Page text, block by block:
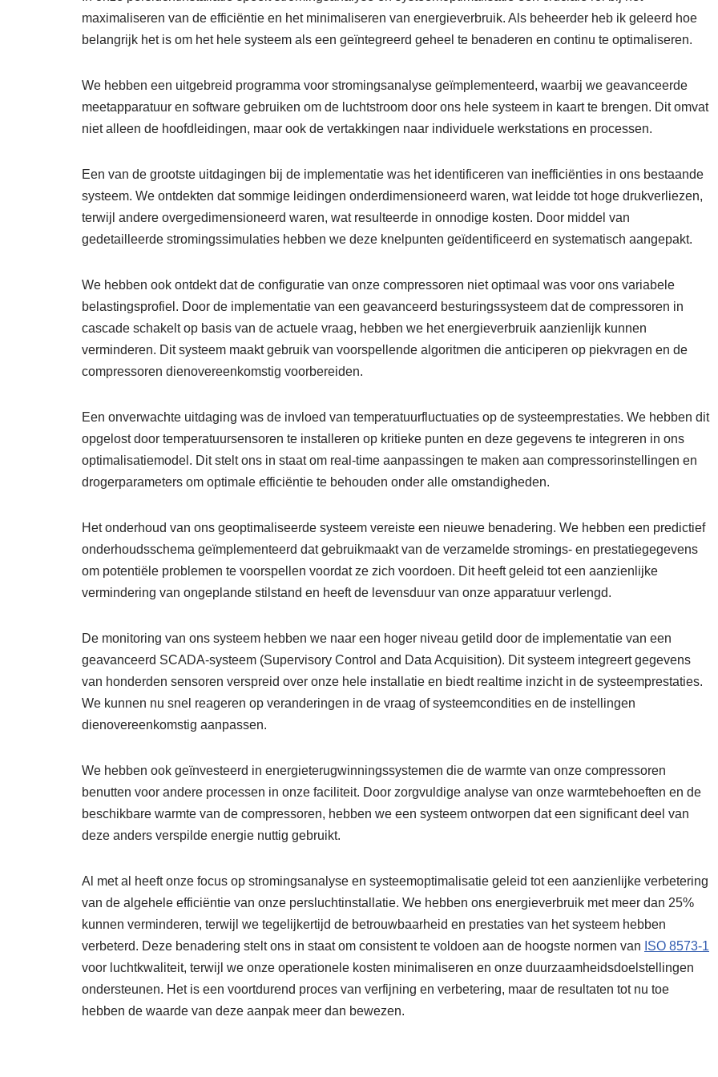
maximaliseren van de efficiëntie en het minimaliseren van energieverbruik. Als beheerder heb ik geleerd hoe
belangrijk het is om het hele systeem als een geïntegreerd geheel te benaderen en continu te optimaliseren.
We hebben een uitgebreid programma voor stromingsanalyse geïmplementeerd, waarbij we geavanceerde
meetapparatuur en software gebruiken om de luchtstroom door ons hele systeem in kaart te brengen. Dit omvat
niet alleen de hoofdleidingen, maar ook de vertakkingen naar individuele werkstations en processen.
Een van de grootste uitdagingen bij de implementatie was het identificeren van inefficiënties in ons bestaande
systeem. We ontdekten dat sommige leidingen onderdimensioneerd waren, wat leidde tot hoge drukverliezen,
terwijl andere overgedimensioneerd waren, wat resulteerde in onnodige kosten. Door middel van
gedetailleerde stromingssimulaties hebben we deze knelpunten geïdentificeerd en systematisch aangepakt.
We hebben ook ontdekt dat de configuratie van onze compressoren niet optimaal was voor ons variabele
belastingsprofiel. Door de implementatie van een geavanceerd besturingssysteem dat de compressoren in
cascade schakelt op basis van de actuele vraag, hebben we het energieverbruik aanzienlijk kunnen
verminderen. Dit systeem maakt gebruik van voorspellende algoritmen die anticiperen op piekvragen en de
compressoren dienovereenkomstig voorbereiden.
Een onverwachte uitdaging was de invloed van temperatuurfluctuaties op de systeemprestaties. We hebben dit
opgelost door temperatuursensoren te installeren op kritieke punten en deze gegevens te integreren in ons
optimalisatiemodel. Dit stelt ons in staat om real-time aanpassingen te maken aan compressorinstellingen en
drogerparameters om optimale efficiëntie te behouden onder alle omstandigheden.
Het onderhoud van ons geoptimaliseerde systeem vereiste een nieuwe benadering. We hebben een predictief
onderhoudsschema geïmplementeerd dat gebruikmaakt van de verzamelde stromings- en prestatiegegevens
om potentiële problemen te voorspellen voordat ze zich voordoen. Dit heeft geleid tot een aanzienlijke
vermindering van ongeplande stilstand en heeft de levensduur van onze apparatuur verlengd.
De monitoring van ons systeem hebben we naar een hoger niveau getild door de implementatie van een
geavanceerd SCADA-systeem (Supervisory Control and Data Acquisition). Dit systeem integreert gegevens
van honderden sensoren verspreid over onze hele installatie en biedt realtime inzicht in de systeemprestaties.
We kunnen nu snel reageren op veranderingen in de vraag of systeemcondities en de instellingen
dienovereenkomstig aanpassen.
We hebben ook geïnvesteerd in energieterugwinningssystemen die de warmte van onze compressoren
benutten voor andere processen in onze faciliteit. Door zorgvuldige analyse van onze warmtebehoeften en de
beschikbare warmte van de compressoren, hebben we een systeem ontworpen dat een significant deel van
deze anders verspilde energie nuttig gebruikt.
Al met al heeft onze focus op stromingsanalyse en systeemoptimalisatie geleid tot een aanzienlijke verbetering
van de algehele efficiëntie van onze persluchtinstallatie. We hebben ons energieverbruik met meer dan 25%
kunnen verminderen, terwijl we tegelijkertijd de betrouwbaarheid en prestaties van het systeem hebben
verbeterd. Deze benadering stelt ons in staat om consistent te voldoen aan de hoogste normen van ISO 8573-1
voor luchtkwaliteit, terwijl we onze operationele kosten minimaliseren en onze duurzaamheidsdoelstellingen
ondersteunen. Het is een voortdurend proces van verfijning en verbetering, maar de resultaten tot nu toe
hebben de waarde van deze aanpak meer dan bewezen.